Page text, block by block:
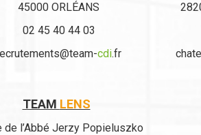
45000 ORLÉANS
02 45 40 44 03
cdi.fr
TEAM LENS
de l’Abbé Jerzy Popieluszko